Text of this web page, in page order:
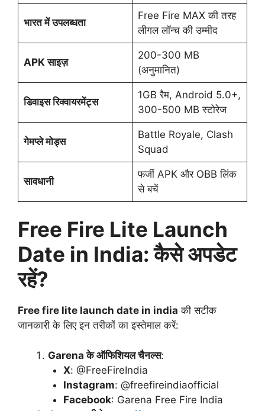
भारत में उपलब्धता
Free Fire MAX की तरह
लीगल लॉन्च की उम्मीद
APK साइज़
200-300 MB
(अनुमानित)
डिवाइस रिक्वायरमेंट्स
1GB रैम, Android 5.0+,
300-500 MB स्टोरेज
गेमप्ले मोड्स
Battle Royale, Clash
Squad
सावधानी
फर्जी APK और OBB लिंक
से बचें
Free Fire Lite Launch
Date in India: कैसे अपडेट
रहें?
Free fire lite launch date in india की सटीक
जानकारी के लिए इन तरीकों का इस्तेमाल करें:
Garena के ऑफिशियल चैनल्स:
X: @FreeFireIndia
Instagram: @freefireindiaofficial
Facebook: Garena Free Fire India